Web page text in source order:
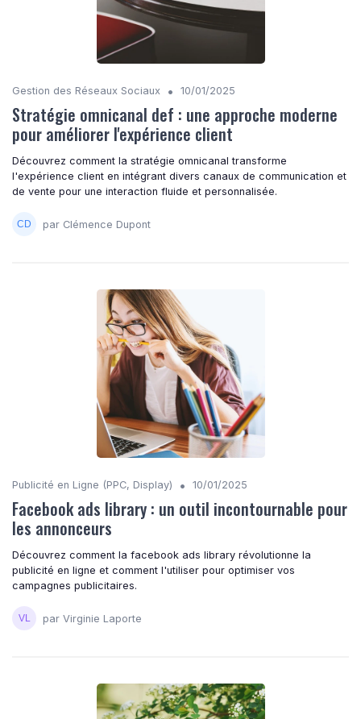
Gestion des Réseaux Sociaux • 10/01/2025
Stratégie omnicanal def : une approche moderne
pour améliorer l'expérience client
Découvrez comment la stratégie omnicanal transforme
l'expérience client en intégrant divers canaux de communication et
de vente pour une interaction fluide et personnalisée.
par Clémence Dupont
Publicité en Ligne (PPC, Display) • 10/01/2025
Facebook ads library : un outil incontournable pour
les annonceurs
Découvrez comment la facebook ads library révolutionne la
publicité en ligne et comment l'utiliser pour optimiser vos
campagnes publicitaires.
par Virginie Laporte